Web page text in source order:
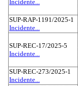
Incidente...
SUP-RAP-1191/2025-1
Incidente...
SUP-REC-17/2025-5
Incidente...
SUP-REC-273/2025-1
Incidente...